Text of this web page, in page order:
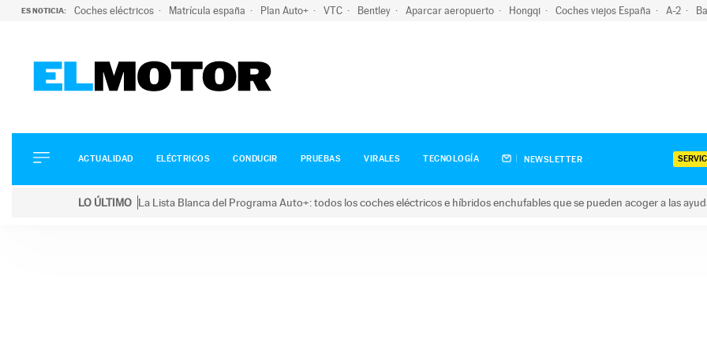
ES NOTICIA: Coches eléctricos Matrícula españa Plan Auto+ VTC Bentley Aparcar aeropuerto Hongqi Coches viejos España A-2
ELÉCTRICOS
CONDUCIR
ACTUALIDAD ELÉCTRICOS CONDUCIR PRUEBAS VIRALES TECNOLOGÍA NEWSLETTER
LO ÚLTIMO La Lista Blanca del Programa Auto+: todos los coches eléctricos e híbridos enchufables que se pueden acoger a las